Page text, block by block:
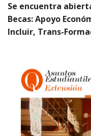
Se encuentra
Becas: Apoyo
Incluir, Trans-